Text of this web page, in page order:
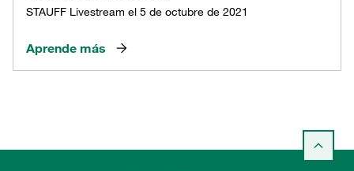
STAUFF Livestream el 5 de octubre de 2021
Aprende más